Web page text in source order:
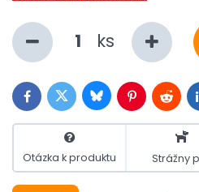
ks
FacebookTwitterBlueskyPinterestReddit
Otázka k produktu Strážny